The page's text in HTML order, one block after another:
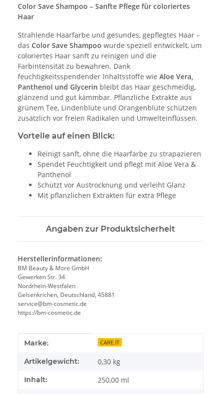
Color Save Shampoo – Sanfte Pflege für coloriertes
Haar
Strahlende Haarfarbe und gesundes, gepflegtes Haar –
das Color Save Shampoo wurde speziell entwickelt, um
coloriertes Haar sanft zu reinigen und die
Farbintensität zu bewahren. Dank
feuchtigkeitsspendender Inhaltsstoffe wie Aloe Vera,
Panthenol und Glycerin bleibt das Haar geschmeidig,
glänzend und gut kämmbar. Pflanzliche Extrakte aus
grünem Tee, Lindenblüte und Orangenblüte schützen
zusätzlich vor freien Radikalen und Umwelteinflüssen.
Vorteile auf einen Blick:
Reinigt sanft, ohne die Haarfarbe zu strapazieren
Spendet Feuchtigkeit und pflegt mit Aloe Vera &
Panthenol
Schützt vor Austrocknung und verleiht Glanz
Mit pflanzlichen Extrakten für extra Pflege
Angaben zur Produktsicherheit
Herstellerinformationen:
BM Beauty & More GmbH
Gewerken Str. 34
Nordrhein-Westfalen
Gelsenkrichen, Deutschland, 45881
service@bm-cosmetic.de
https://bm-cosmetic.de
Produkteigenschaft
Wert
Marke: CARE.IT
Artikelgewicht: 0,30 kg
Inhalt:
250,00 ml